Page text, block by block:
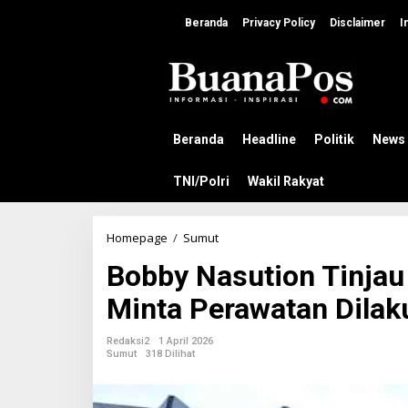
e
Beranda Privacy Policy Disclaimer
Beranda Headline Politik News
TNI/Polri Wakil Rakyat
Homepage / Sumut
b
b
y
N
Bobby Nasution
Minta Perawatan
Redaksi2
1 April 2026
Sumut
318 Dilihat